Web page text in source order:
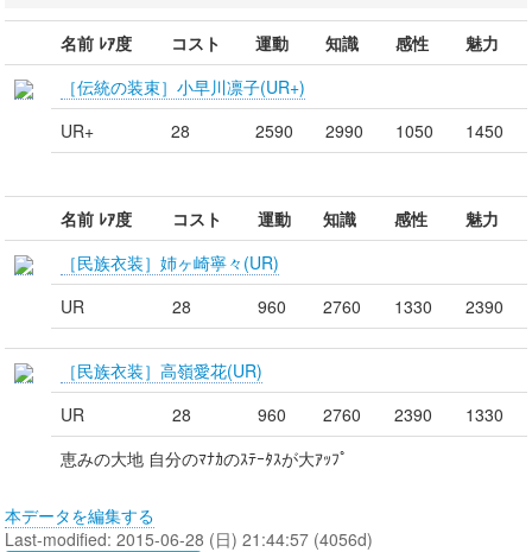
名前 ﾚｱ度 コスト 運動 知識 感性
魅力
［伝統の装束］小早川凛子(UR+)
UR+
28 2590 2990 1050 1450
名前 ﾚｱ度 コスト 運動 知識 感性
魅力
［民族衣装］姉ヶ崎寧々(UR)
UR
28 960 2760 1330 2390
［民族衣装］高嶺愛花(UR)
UR
28 960 2760 2390
1330
恵みの大地 自分のﾏﾅｶのｽﾃｰﾀｽが大ｱｯﾌﾟ
本データを編集する
Last-modified: 2015-06-28 (日) 21:44:57 (4056d)